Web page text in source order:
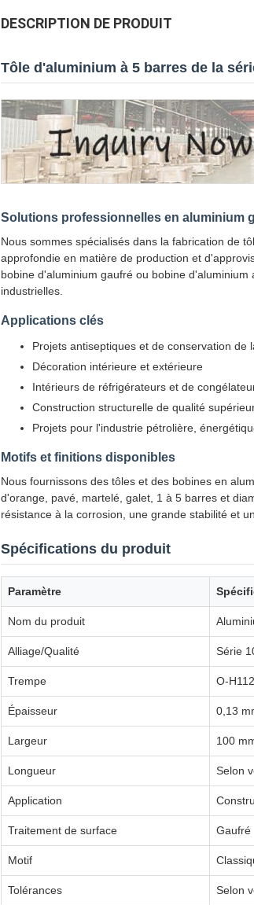
DESCRIPTION DE PRODUIT
Tôle d'aluminium à 5 barres de la
Solutions professionnelles en aluminium
Nous sommes spécialisés dans la fabrication de
approfondie en matière de production et
bobine d'aluminium gaufré ou bobine
industrielles.
Applications clés
Projets antiseptiques et de conservation de
Décoration intérieure et extérieure
Intérieurs de réfrigérateurs et de
Construction structurelle de qualité
Projets pour l'industrie pétrolière,
Motifs et finitions disponibles
Nous fournissons des tôles et des bobines en
d'orange, pavé, martelé, galet, 1 à 5 barres et
résistance à la corrosion, une grande stabilité et
Spécifications du produit
Paramètre
Nom du produit
Alliage/Qualité Série
Trempe O-H112
Épaisseur 0,13
Largeur 100
Longueur Selon
Application
Traitement de surface Gaufré
Motif
Tolérances Selon